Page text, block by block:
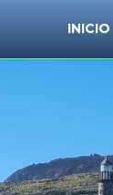
INICIO